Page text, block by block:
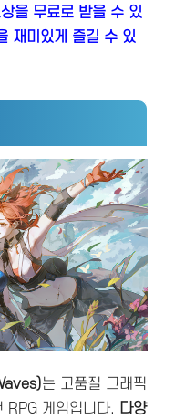
을 무료로 받을 수 있
재미있게 즐길 수 있
는 고품질 그래픽
RPG 게임입니다. 다양